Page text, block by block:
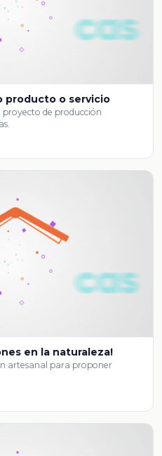
producto o servicio
proyecto de producción
en la naturaleza!
artesanal para proponer